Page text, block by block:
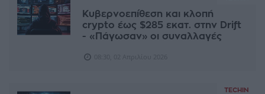
Κυβερνοεπίθεση και κλοπή
crypto έως $285 εκατ. στην Drift
- «Πάγωσαν» οι συναλλαγές
TECHIN